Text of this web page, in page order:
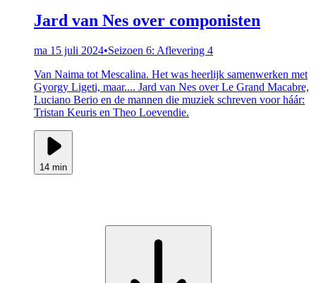
Jard van Nes over componisten
ma 15 juli 2024•Seizoen 6: Aflevering 4
Van Naima tot Mescalina. Het was heerlijk samenwerken met
Gyorgy Ligeti, maar.... Jard van Nes over Le Grand Macabre,
Luciano Berio en de mannen die muziek schreven voor háár:
Tristan Keuris en Theo Loevendie.
14 min